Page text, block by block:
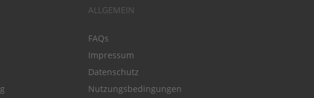
ALLGEMEIN
FAQs
Impressum
Datenschutz
Nutzungsbedingungen